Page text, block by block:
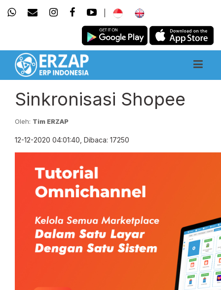
Sinkronisasi Shopee
Oleh: Tim ERZAP
12-12-2020 04:01:40, Dibaca: 17250